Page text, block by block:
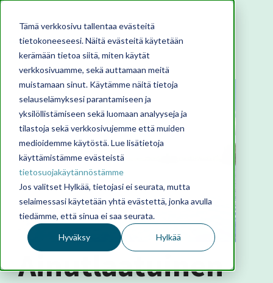
Tämä verkkosivu tallentaa evästeitä
tietokoneeseesi. Näitä evästeitä käytetään
kerämään tietoa siitä, miten käytät
verkkosivuamme, sekä auttamaan meitä
muistamaan sinut. Käytämme näitä tietoja
selauselämyksesi parantamiseen ja
yksilöllistämiseen sekä luomaan analyyseja ja
tilastoja sekä verkkosivujemme että muiden
medioidemme käytöstä. Lue lisätietoja
käyttämistämme evästeistä
tietosuojakäytännöstämme
Jos valitset Hylkää, tietojasi ei seurata, mutta
selaimessasi käytetään yhtä evästettä, jonka avulla
tiedämme, että sinua ei saa seurata.
Hyväksy Hylkää
Ainutlaatuinen